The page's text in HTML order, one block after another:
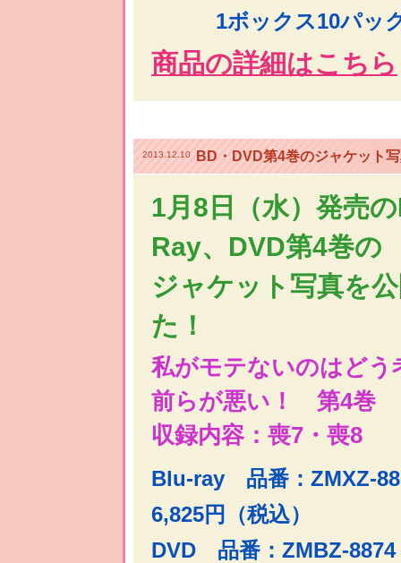
1ボックス10パック
商品の詳細はこちら
2013.12.10 BD・DVD第4巻のジャケット
1月8日（水）発売
Ray、DVD第4巻の
ジャケット写真を
た！
私がモテないのはどう
前らが悪い！ 第4巻
収録内容：喪7・喪8
Blu-ray 品番：ZMXZ-
6,825円（税込）
DVD 品番：ZMBZ-